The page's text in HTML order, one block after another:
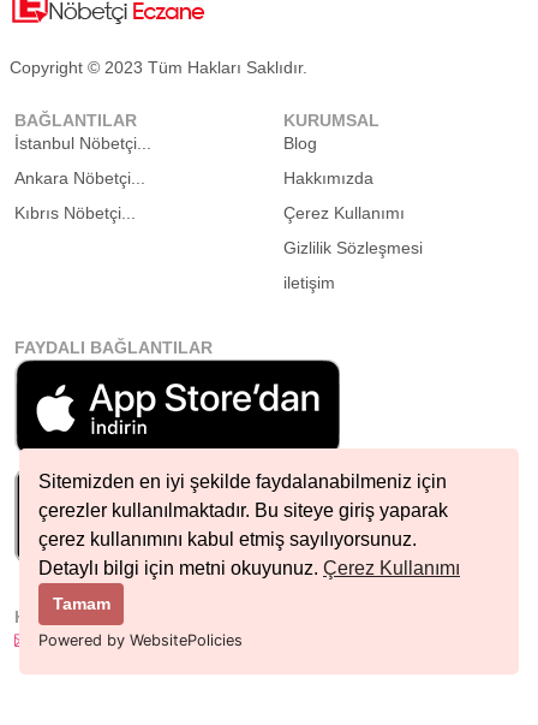
Sitemizden en iyi şekilde faydalanabilmeniz için
çerezler kullanılmaktadır. Bu siteye giriş yaparak
çerez kullanımını kabul etmiş sayılıyorsunuz.
Detaylı bilgi için metni okuyunuz. Çerez Kullanımı
Tamam
Powered by WebsitePolicies
Copyright © 2023 Tüm Hakları Saklıdır.
BAĞLANTILAR
İstanbul Nöbetçi...
Ankara Nöbetçi...
Kıbrıs Nöbetçi...
KURUMSAL
Blog
Hakkımızda
Çerez Kullanımı
Gizlilik Sözleşmesi
iletişim
FAYDALI BAĞLANTILAR
HIZLI İLETIŞIM
info@nobetcieczane.net